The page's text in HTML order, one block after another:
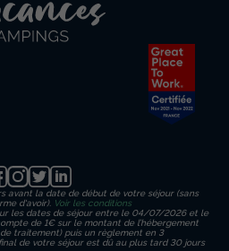
avant la date de début de votre séjour (sans
d'avoir). Voir les conditions
les dates de séjour entre le 04/07/2026 et le
de 1€ sur le montant de l’hébergement
de traitement) puis un règlement en 3
de votre séjour est dû au plus tard 30 jours